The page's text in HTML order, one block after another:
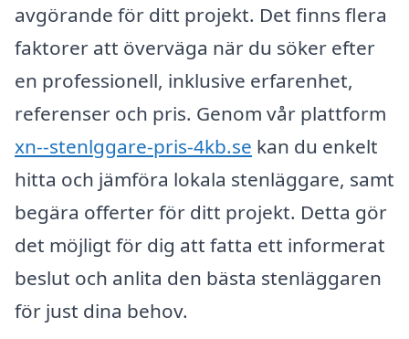
avgörande för ditt projekt. Det finns flera
faktorer att överväga när du söker efter
en professionell, inklusive erfarenhet,
referenser och pris. Genom vår plattform
xn--stenlggare-pris-4kb.se kan du enkelt
hitta och jämföra lokala stenläggare, samt
begära offerter för ditt projekt. Detta gör
det möjligt för dig att fatta ett informerat
beslut och anlita den bästa stenläggaren
för just dina behov.